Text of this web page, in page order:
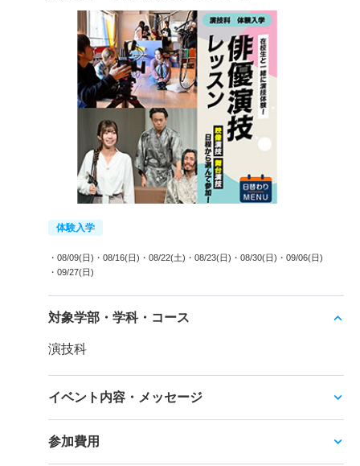
体験入学
・08/09(日) ・08/16(日) ・08/22(土) ・08/23(日) ・08/30(日) ・09/06(日)
・09/27(日)
対象学部・学科・コース
演技科
イベント内容・メッセージ
参加費用